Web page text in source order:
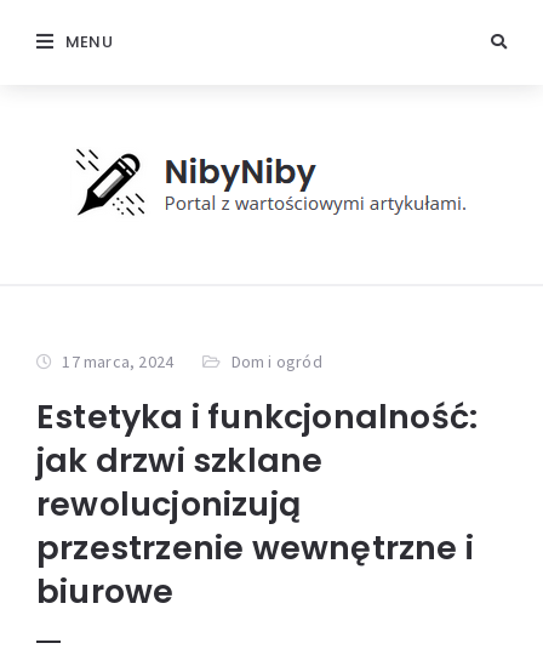
MENU
17 marca, 2024 Dom i ogród
Estetyka i funkcjonalność:
jak drzwi szklane
rewolucjonizują
przestrzenie wewnętrzne i
biurowe